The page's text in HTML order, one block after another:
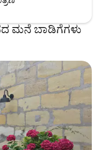
ಮನೆ ಬಾಡಿಗೆಗಳು